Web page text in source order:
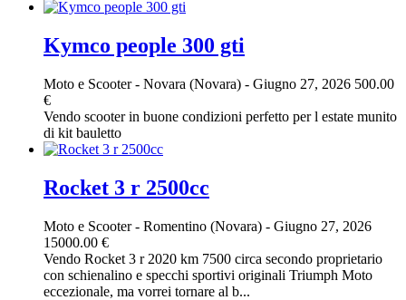
Kymco people 300 gti
Moto e Scooter- Novara (Novara) - Giugno 27, 2026 500.00
€
Vendo scooter in buone condizioni perfetto per l estate munito
di kit bauletto
Rocket 3 r 2500cc
Moto e Scooter- Romentino (Novara) - Giugno 27, 2026
15000.00 €
Vendo Rocket 3 r 2020 km 7500 circa secondo proprietario
con schienalino e specchi sportivi originali Triumph Moto
eccezionale, ma vorrei tornare al b...